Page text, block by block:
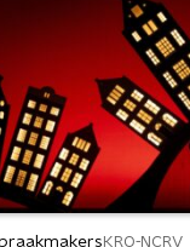
KRO-NCRV